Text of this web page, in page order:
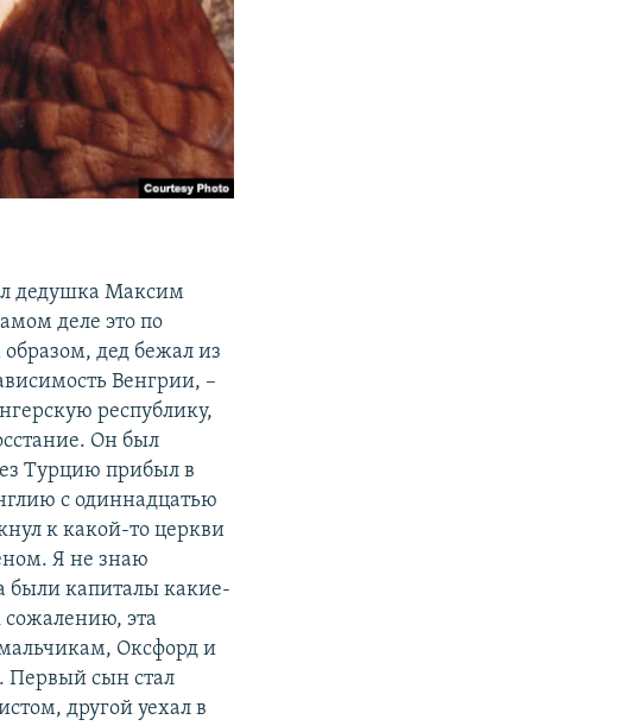
дедушка Максим
деле это по
дед бежал из
Венгрии, –
республику,
Он был
Турцию прибыл в
с одиннадцатью
к какой-то церкви
Я не знаю
были капиталы какие-
эта
Оксфорд и
Первый сын стал
другой уехал в